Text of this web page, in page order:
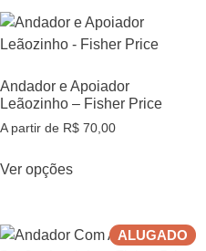
Andador e Apoiador
Leãozinho – Fisher Price
A partir de R$ 70,00
Ver opções
ALUGADO